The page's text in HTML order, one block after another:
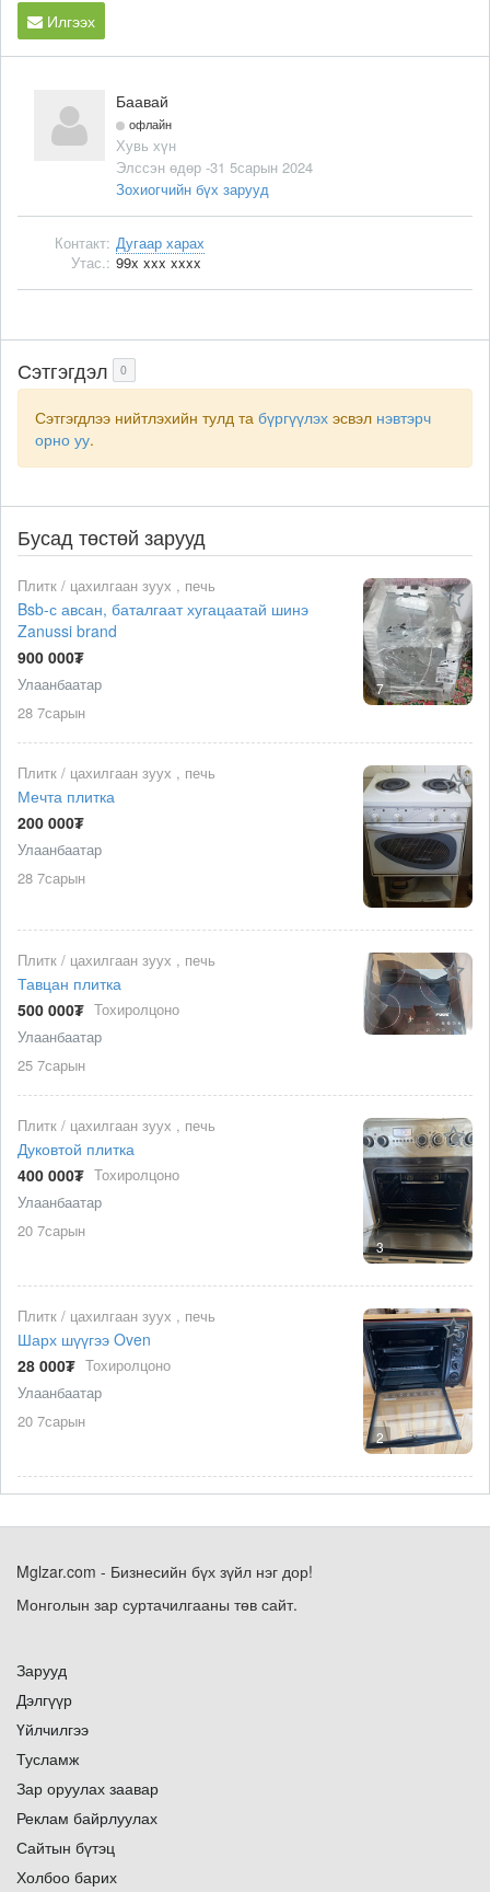
Илгээх
Баавай
офлайн
Хувь хүн
Элссэн өдөр -31 5сарын 2024
Зохиогчийн бүх зарууд
Контакт: Дугаар харах
Утас.: 99x xxx xxxx
Сэтгэгдэл 0
Сэтгэгдлээ нийтлэхийн тулд та бүргүүлэх эсвэл нэвтэрч
орно уу.
Бусад төстөй зарууд
7
Плитк / цахилгаан зуух , печь
Bsb-с авсан, баталгаат хугацаатай шинэ
Zanussi brand
900 000₮
Улаанбаатар
28 7сарын
Плитк / цахилгаан зуух , печь
Мечта плитка
200 000₮
Улаанбаатар
28 7сарын
Плитк / цахилгаан зуух , печь
Тавцан плитка
500 000₮ Тохиролцоно
Улаанбаатар
25 7сарын
3
Плитк / цахилгаан зуух , печь
Дуковтой плитка
400 000₮ Тохиролцоно
Улаанбаатар
20 7сарын
2
Плитк / цахилгаан зуух , печь
Шарх шүүгээ Oven
28 000₮ Тохиролцоно
Улаанбаатар
20 7сарын
Mglzar.com - Бизнесийн бүх зүйл нэг дор!
Монголын зар суртачилгааны төв сайт.
Зарууд
Дэлгүүр
Үйлчилгээ
Тусламж
Зар оруулах заавар
Реклам байрлуулах
Сайтын бүтэц
Холбоо барих